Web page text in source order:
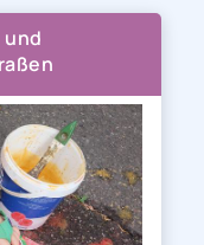
und